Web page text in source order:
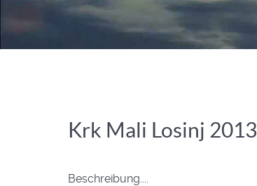
Krk Mali Losinj 2013
Beschreibung....